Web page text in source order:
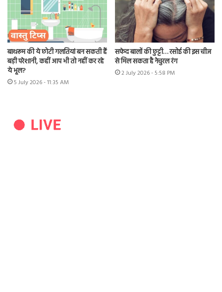
बाथरूम की ये छोटी गलतियां बन सकती हैं
बड़ी परेशानी, कहीं आप भी तो नहीं कर रहे
ये भूल?
5 July 2026 - 11:35 AM
सफेद बालों की छुट्टी… रसोई की इस चीज
से मिल सकता है नेचुरल रंग
2 July 2026 - 5:58 PM